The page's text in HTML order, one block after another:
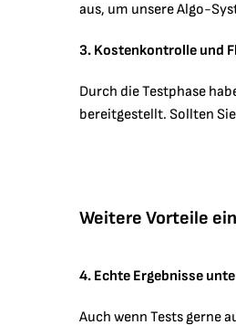
aus, um unsere Algo-
3. Kostenkontrolle und
Durch die Testphase
bereitgestellt. Sollten
Weitere Vorteile
4. Echte Ergebnisse
Auch wenn Tests gerne